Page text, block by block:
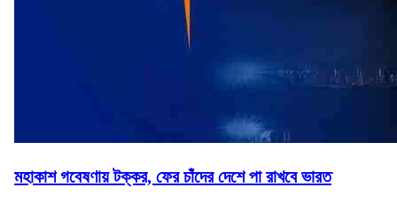
মহাকাশ গবেষণায় টক্কর, ফের চাঁদের দেশে পা রাখবে ভারত